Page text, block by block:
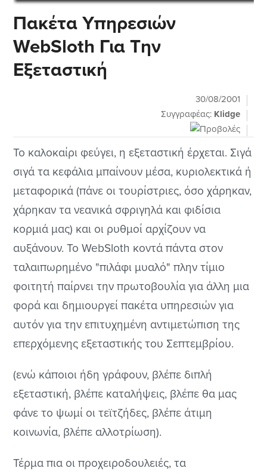
Πακέτα Υπηρεσιών
WebSloth Για Την
Εξεταστική
30/08/2001
Συγγραφέας: Klidge
Το καλοκαίρι φεύγει, η εξεταστική έρχεται. Σιγά
σιγά τα κεφάλια μπαίνουν μέσα, κυριολεκτικά ή
μεταφορικά (πάνε οι τουρίστριες, όσο χάρηκαν,
χάρηκαν τα νεανικά σφριγηλά και φιδίσια
κορμιά μας) και οι ρυθμοί αρχίζουν να
αυξάνουν. Το WebSloth κοντά πάντα στον
ταλαιπωρημένο "πιλάφι μυαλό" πλην τίμιο
φοιτητή παίρνει την πρωτοβουλία για άλλη μια
φορά και δημιουργεί πακέτα υπηρεσιών για
αυτόν για την επιτυχημένη αντιμετώπιση της
επερχόμενης εξεταστικής του Σεπτεμβρίου.
(ενώ κάποιοι ήδη γράφουν, βλέπε διπλή
εξεταστική, βλέπε καταλήψεις, βλέπε θα μας
φάνε το ψωμί οι τεϊτζήδες, βλέπε άτιμη
κοινωνία, βλέπε αλλοτρίωση).
Τέρμα πια οι προχειροδουλειές, τα